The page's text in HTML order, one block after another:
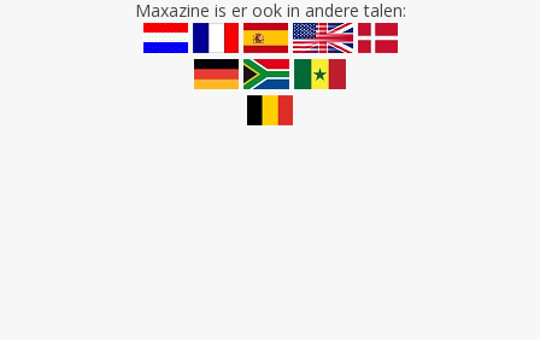
Maxazine is er ook in andere talen: